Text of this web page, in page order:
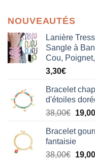
NOUVEAUTÉS
Lanière
Sangle à
Cou,
3,30€
Bracelet
d'étoiles
38,00€ Le
initial
était :
19,00
Bracelet
fantaisie
38,00€ Le
19,00